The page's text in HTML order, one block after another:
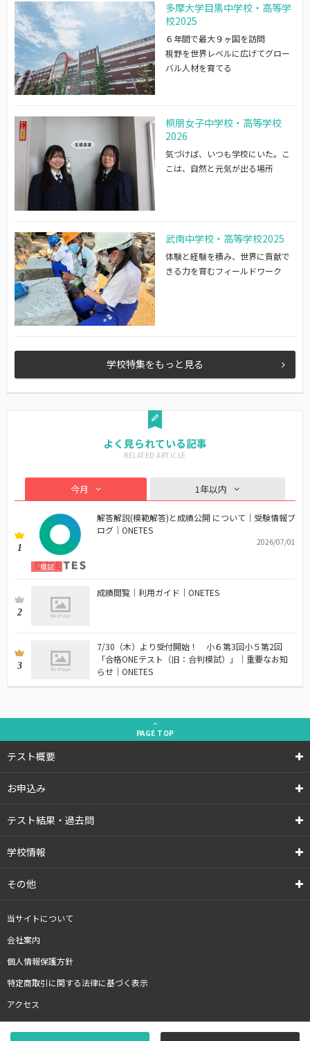
多摩大学目黒中学校・高等学
校2025
６年間で最大９ヶ国を訪問
視野を世界レベルに広げてグロー
バル人材を育てる
桐朋女子中学校・高等学校
2026
気づけば、いつも学校にいた。こ
こは、自然と元気が出る場所
武南中学校・高等学校2025
体験と経験を積み、世界に貢献で
きる力を育むフィールドワーク
学校特集をもっと見る
よく見られている記事
今月 1年以内
1
模試
解答解説(模範解答)と成績公開 について｜受験情報ブ
ログ｜ONETES
2026/07/01
2
成績閲覧｜利用ガイド｜ONETES
3
7/30（木）より受付開始！ 小６第3回小５第2回
「合格ONEテスト（旧：合判模試）」｜重要なお知
らせ｜ONETES
PAGE TOP
テスト概要
お申込み
テスト結果・過去問
学校情報
その他
当サイトについて
会社案内
個人情報保護方針
特定商取引に関する法律に基づく表示
アクセス